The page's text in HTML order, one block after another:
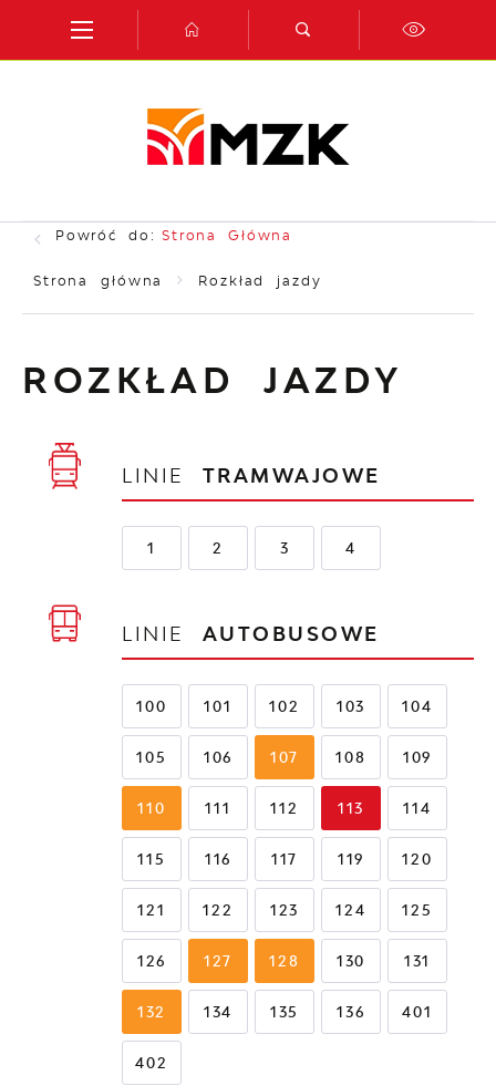
Przejdź do menu.
Przejdź do wyszukiwarki.
Przejdź do treści.
Przejdź do ustawień wielkości czcionki.
Włącz wersję kontrastową strony.
Powróć do: Strona Główna
Strona główna Rozkład jazdy
ROZKŁAD JAZDY
LINIE TRAMWAJOWE
1 2 3 4
LINIE AUTOBUSOWE
100 101 102 103 104
105 106 107 108 109
110 111 112 113 114
115 116 117 119 120
121 122 123 124 125
126 127 128 130 131
132 134 135 136 401
402